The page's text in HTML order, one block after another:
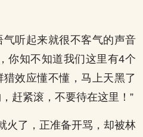
气听起来就很不客气的声音
你知不知道我们这里有4个
效应懂不懂，马上天黑了
赶紧滚，不要待在这里！”
火了，正准备开骂，却被林